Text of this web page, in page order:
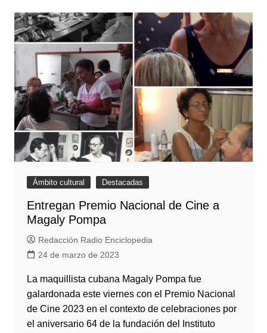
Ámbito cultural Destacadas
Entregan Premio Nacional de Cine a
Magaly Pompa
Redacción Radio Enciclopedia
24 de marzo de 2023
La maquillista cubana Magaly Pompa fue
galardonada este viernes con el Premio Nacional
de Cine 2023 en el contexto de celebraciones por
el aniversario 64 de la fundación del Instituto